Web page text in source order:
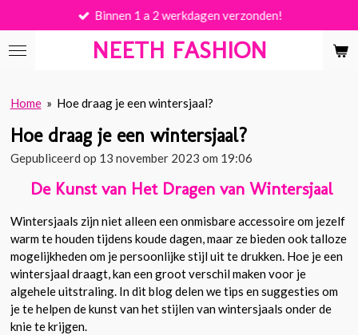
direct
naar
NEETH FASHION
Binnen 1 a 2 werkdagen verzonden!
Home » Hoe draag je een wintersjaal?
Hoe draag je een wintersjaal?
Gepubliceerd op 13 november 2023 om 19:06
De Kunst van Het Dragen van Wintersjaal
Wintersjaals zijn niet alleen een onmisbare accessoire om jezelf
warm te houden tijdens koude dagen, maar ze bieden ook talloze
mogelijkheden om je persoonlijke stijl uit te drukken. Hoe je een
wintersjaal draagt, kan een groot verschil maken voor je
algehele uitstraling. In dit blog delen we tips en suggesties om
je te helpen de kunst van het stijlen van wintersjaals onder de
knie te krijgen.